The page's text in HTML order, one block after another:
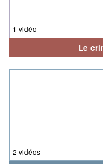
1 vidéo
Le
2 vidéos